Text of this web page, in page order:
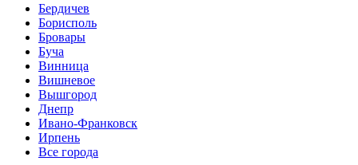
Бердичев
Борисполь
Бровары
Буча
Винница
Вишневое
Вышгород
Днепр
Ивано-Франковск
Ирпень
Все города